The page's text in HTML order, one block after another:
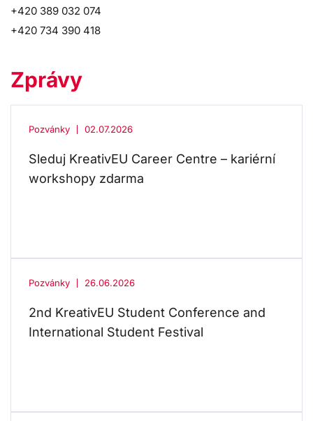
+420 389 032 074
+420 734 390 418
Zprávy
Pozvánky 02.07.2026
Sleduj KreativEU Career Centre – kariérní
workshopy zdarma
Pozvánky 26.06.2026
2nd KreativEU Student Conference and
International Student Festival